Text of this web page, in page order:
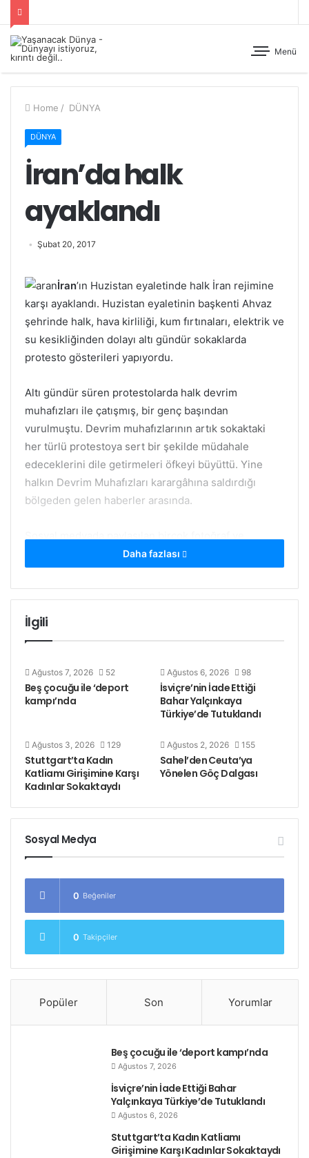
Menü
Home / DÜNYA
DÜNYA
İran’da halk
ayaklandı
Şubat 20, 2017
İran’ın Huzistan eyaletinde halk İran rejimine
karşı ayaklandı. Huzistan eyaletinin başkenti Ahvaz
şehrinde halk, hava kirliliği, kum fırtınaları, elektrik ve
su kesikliğinden dolayı altı gündür sokaklarda
protesto gösterileri yapıyordu.
Altı gündür süren protestolarda halk devrim
muhafızları ile çatışmış, bir genç başından
vurulmuştu. Devrim muhafızlarının artık sokaktaki
her türlü protestoya sert bir şekilde müdahale
edeceklerini dile getirmeleri öfkeyi büyüttü. Yine
halkın Devrim Muhafızları karargâhına saldırdığı
bölgeden gelen haberler arasında.
videoda halkın Devrim mücahitleri isimli paramiliter
güçleri linç ettiği görüldü.
Daha fazlası
İlgili
Ağustos 7, 2026 52
Beş çocuğu ile ‘deport
kampı’nda
Ağustos 6, 2026 98
İsviçre’nin İade Ettiği
Bahar Yalçınkaya
Türkiye’de Tutuklandı
Ağustos 3, 2026 129
Stuttgart’ta Kadın
Katliamı Girişimine Karşı
Kadınlar Sokaktaydı
Ağustos 2, 2026 155
Sahel’den Ceuta’ya
Yönelen Göç Dalgası
Sosyal Medya
0 Beğeniler
0 Takipçiler
Popüler Son Yorumlar
Beş çocuğu ile ‘deport kampı’nda
Ağustos 7, 2026
İsviçre’nin İade Ettiği Bahar
Yalçınkaya Türkiye’de Tutuklandı
Ağustos 6, 2026
Stuttgart’ta Kadın Katliamı
Girişimine Karşı Kadınlar Sokaktaydı